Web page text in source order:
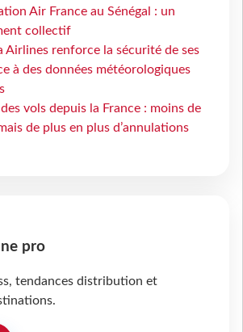
Air France au Sénégal : un
collectif
Airlines renforce la sécurité de ses
à des données météorologiques
vols depuis la France : moins de
de plus en plus d’annulations
pro
tendances distribution et